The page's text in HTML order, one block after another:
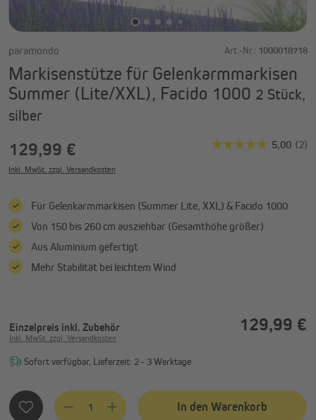
paramondo Art.-Nr.: 1000018718
Markisenstütze für Gelenkarmmarkisen
Summer (Lite/XXL), Facido 1000 2 Stück,
silber
129,99 €
Inkl. MwSt. zzgl. Versandkosten
Für Gelenkarmmarkisen (Summer Lite, XXL) & Facido 1000
Von 150 bis 260 cm ausziehbar (Gesamthöhe größer)
Aus Aluminium gefertigt
Mehr Stabilität bei leichtem Wind
Einzelpreis inkl. Zubehör 129,99 €
Inkl. MwSt. zzgl. Versandkosten
Sofort verfügbar, Lieferzeit: 2 - 3 Werktage
Produkt Anzahl: Gib den gewünschten Wert ein oder
In den Warenkorb